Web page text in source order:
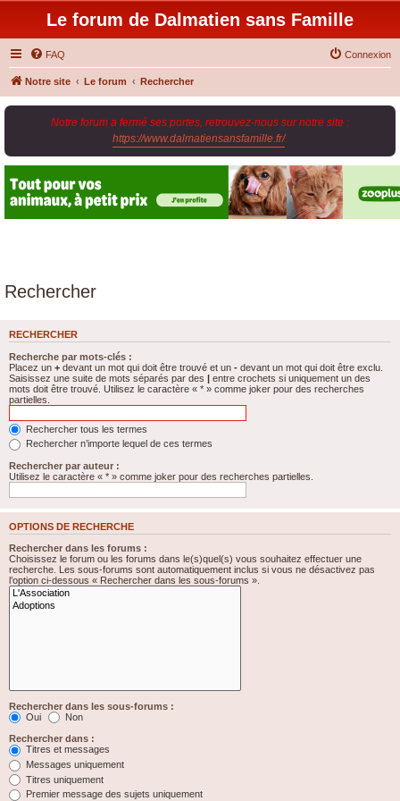
Le forum de Dalmatien sans Famille
FAQ Connexion
Notre site Le forum Rechercher
Notre forum a fermé ses portes, retrouvez-nous sur notre site :
https://www.dalmatiensansfamille.fr/.
Rechercher
RECHERCHER
Recherche par mots-clés :
Placez un + devant un mot qui doit être trouvé et un - devant un mot qui doit être exclu.
Saisissez une suite de mots séparés par des | entre crochets si uniquement un des
mots doit être trouvé. Utilisez le caractère « * » comme joker pour des recherches
partielles.
Rechercher tous les termes
Rechercher n’importe lequel de ces termes
Rechercher par auteur :
Utilisez le caractère « * » comme joker pour des recherches partielles.
OPTIONS DE RECHERCHE
Rechercher dans les forums :
Choisissez le forum ou les forums dans le(s)quel(s) vous souhaitez effectuer une
recherche. Les sous-forums sont automatiquement inclus si vous ne désactivez pas
l’option ci-dessous « Rechercher dans les sous-forums ».
Rechercher dans les sous-forums :
Oui
Non
Rechercher dans :
Titres et messages
Messages uniquement
Titres uniquement
Premier message des sujets uniquement